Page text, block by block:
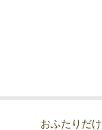
おふたりだ